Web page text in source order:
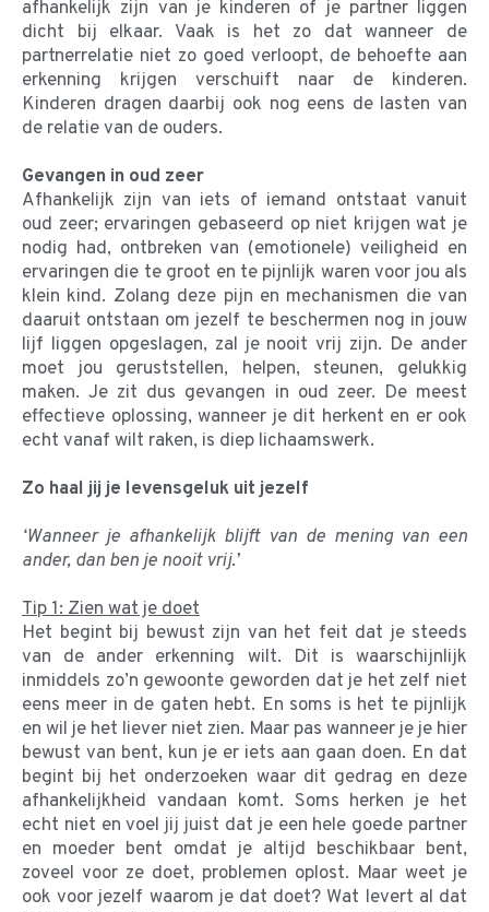
afhankelijk zijn van je kinderen of je partner liggen
dicht bij elkaar. Vaak is het zo dat wanneer de
partnerrelatie niet zo goed verloopt, de behoefte aan
erkenning krijgen verschuift naar de kinderen.
Kinderen dragen daarbij ook nog eens de lasten van
de relatie van de ouders.
Gevangen in oud zeer
Afhankelijk zijn van iets of iemand ontstaat vanuit
oud zeer; ervaringen gebaseerd op niet krijgen wat je
nodig had, ontbreken van (emotionele) veiligheid en
ervaringen die te groot en te pijnlijk waren voor jou als
klein kind. Zolang deze pijn en mechanismen die van
daaruit ontstaan om jezelf te beschermen nog in jouw
lijf liggen opgeslagen, zal je nooit vrij zijn. De ander
moet jou geruststellen, helpen, steunen, gelukkig
maken. Je zit dus gevangen in oud zeer. De meest
effectieve oplossing, wanneer je dit herkent en er ook
echt vanaf wilt raken, is diep lichaamswerk.
Zo haal jij je levensgeluk uit jezelf
‘Wanneer je afhankelijk blijft van de mening van een
ander, dan ben je nooit vrij.’
Tip 1: Zien wat je doet
Het begint bij bewust zijn van het feit dat je steeds
van de ander erkenning wilt. Dit is waarschijnlijk
inmiddels zo’n gewoonte geworden dat je het zelf niet
eens meer in de gaten hebt. En soms is het te pijnlijk
en wil je het liever niet zien. Maar pas wanneer je je hier
bewust van bent, kun je er iets aan gaan doen. En dat
begint bij het onderzoeken waar dit gedrag en deze
afhankelijkheid vandaan komt. Soms herken je het
echt niet en voel jij juist dat je een hele goede partner
en moeder bent omdat je altijd beschikbaar bent,
zoveel voor ze doet, problemen oplost. Maar weet je
ook voor jezelf waarom je dat doet? Wat levert al dat